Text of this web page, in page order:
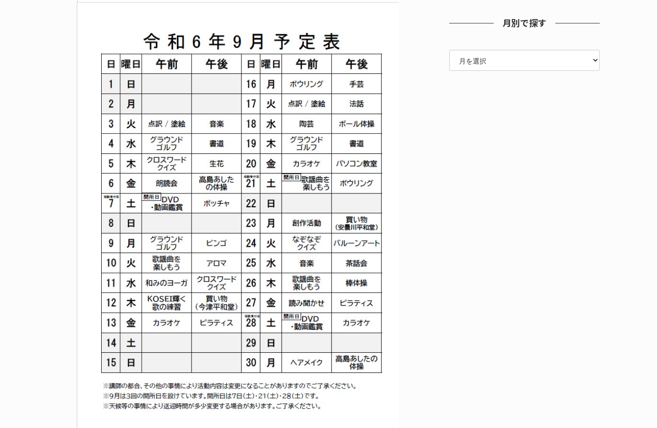
月別で探す
ア
カ